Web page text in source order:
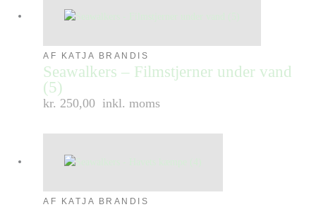
AF KATJA BRANDIS
Seawalkers – Filmstjerner under vand
(5)
kr. 250,00 inkl. moms
AF KATJA BRANDIS